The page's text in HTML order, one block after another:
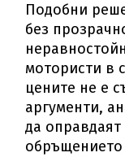
Подобни
без
мотористи в
цените не е
аргументи,
да оправдаят
обръщението